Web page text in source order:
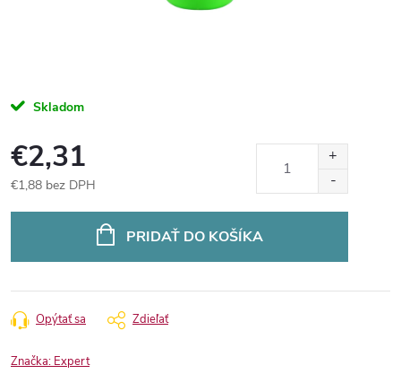
Skladom
€2,31
€1,88 bez DPH
PRIDAŤ DO KOŠÍKA
Opýtať sa Zdieľať
Značka: Expert